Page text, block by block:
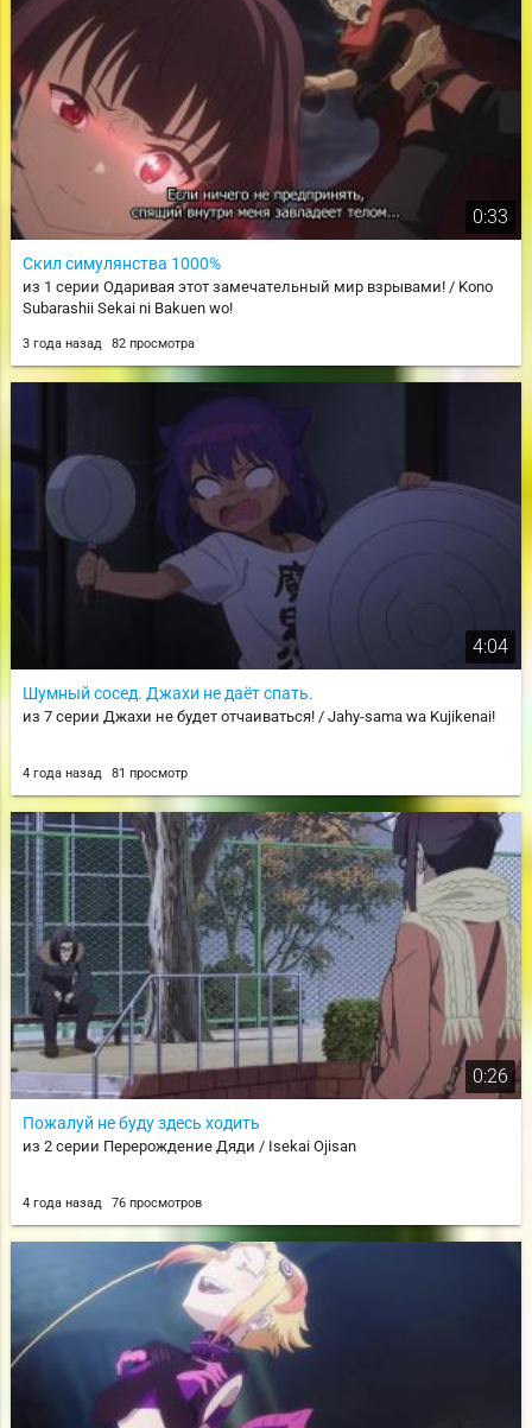
0:33
Скил симулянства 1000%
из 1 серии Одаривая этот замечательный мир взрывами! / Kono
Subarashii Sekai ni Bakuen wo!
3 года назад 82 просмотра
4:04
Шумный сосед. Джахи не даёт спать.
из 7 серии Джахи не будет отчаиваться! / Jahy-sama wa Kujikenai!
4 года назад 81 просмотр
0:26
Пожалуй не буду здесь ходить
из 2 серии Перерождение Дяди / Isekai Ojisan
4 года назад 76 просмотров